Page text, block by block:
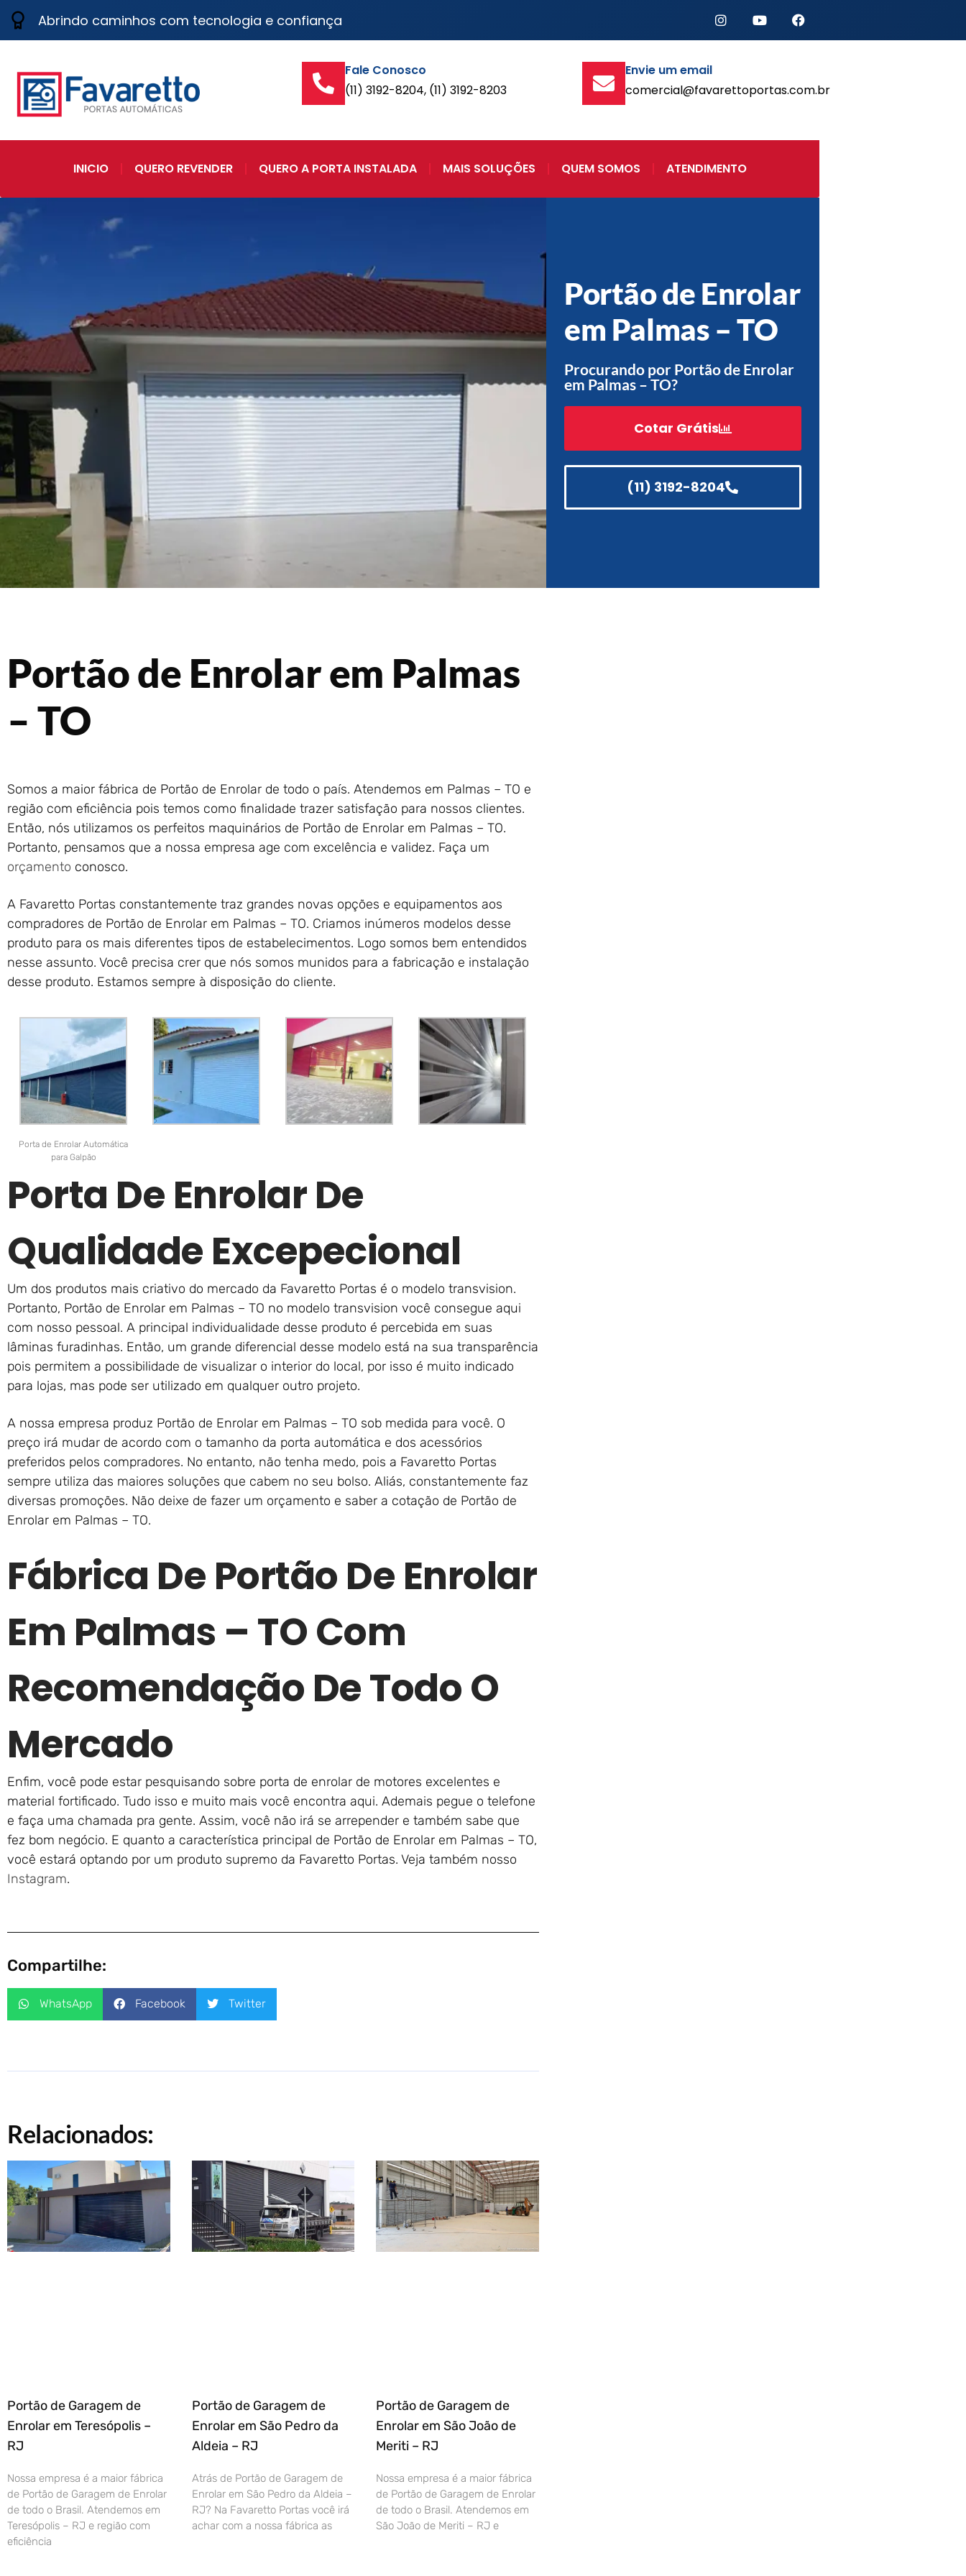
Abrindo caminhos com tecnologia e confiança
Fale Conosco
(11) 3192-8204, (11) 3192-8203
Envie um email
comercial@favarettoportas.com.br
INICIO QUERO REVENDER QUERO A PORTA INSTALADA MAIS SOLUÇÕES QUEM SOMOS ATENDIMENTO
Portão de Enrolar
em Palmas – TO
Procurando por Portão de Enrolar
em Palmas – TO?
Cotar Grátis
(11) 3192-8204
Portão de Enrolar em Palmas
– TO
Somos a maior fábrica de Portão de Enrolar de todo o país. Atendemos em Palmas – TO e
região com eficiência pois temos como finalidade trazer satisfação para nossos clientes.
Então, nós utilizamos os perfeitos maquinários de Portão de Enrolar em Palmas – TO.
Portanto, pensamos que a nossa empresa age com excelência e validez. Faça um
orçamento conosco.
A Favaretto Portas constantemente traz grandes novas opções e equipamentos aos
compradores de Portão de Enrolar em Palmas – TO. Criamos inúmeros modelos desse
produto para os mais diferentes tipos de estabelecimentos. Logo somos bem entendidos
nesse assunto. Você precisa crer que nós somos munidos para a fabricação e instalação
desse produto. Estamos sempre à disposição do cliente.
Porta de Enrolar Automática
para Galpão
Porta De Enrolar De
Qualidade Excepecional
Um dos produtos mais criativo do mercado da Favaretto Portas é o modelo transvision.
Portanto, Portão de Enrolar em Palmas – TO no modelo transvision você consegue aqui
com nosso pessoal. A principal individualidade desse produto é percebida em suas
lâminas furadinhas. Então, um grande diferencial desse modelo está na sua transparência
pois permitem a possibilidade de visualizar o interior do local, por isso é muito indicado
para lojas, mas pode ser utilizado em qualquer outro projeto.
A nossa empresa produz Portão de Enrolar em Palmas – TO sob medida para você. O
preço irá mudar de acordo com o tamanho da porta automática e dos acessórios
preferidos pelos compradores. No entanto, não tenha medo, pois a Favaretto Portas
sempre utiliza das maiores soluções que cabem no seu bolso. Aliás, constantemente faz
diversas promoções. Não deixe de fazer um orçamento e saber a cotação de Portão de
Enrolar em Palmas – TO.
Fábrica De Portão De Enrolar
Em Palmas – TO Com
Recomendação De Todo O
Mercado
Enfim, você pode estar pesquisando sobre porta de enrolar de motores excelentes e
material fortificado. Tudo isso e muito mais você encontra aqui. Ademais pegue o telefone
e faça uma chamada pra gente. Assim, você não irá se arrepender e também sabe que
fez bom negócio. E quanto a característica principal de Portão de Enrolar em Palmas – TO,
você estará optando por um produto supremo da Favaretto Portas. Veja também nosso
Instagram.
Compartilhe:
WhatsApp Facebook Twitter
Relacionados:
Portão de Garagem de
Enrolar em Teresópolis –
RJ
Nossa empresa é a maior fábrica
de Portão de Garagem de Enrolar
de todo o Brasil. Atendemos em
Teresópolis – RJ e região com
eficiência
Portão de Garagem de
Enrolar em São Pedro da
Aldeia – RJ
Atrás de Portão de Garagem de
Enrolar em São Pedro da Aldeia –
RJ? Na Favaretto Portas você irá
achar com a nossa fábrica as
Portão de Garagem de
Enrolar em São João de
Meriti – RJ
Nossa empresa é a maior fábrica
de Portão de Garagem de Enrolar
de todo o Brasil. Atendemos em
São João de Meriti – RJ e